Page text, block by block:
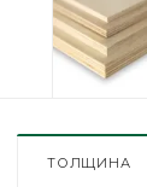
ТОЛЩИНА